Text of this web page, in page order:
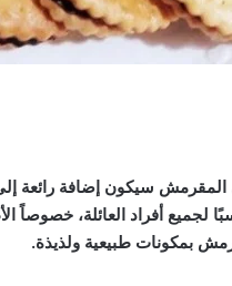
سيكون إضافة رائعة
أفراد العائلة، خصوصاً
بمكونات طبيعية ولذيذة.